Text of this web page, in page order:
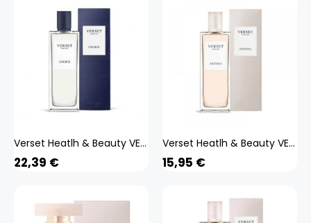
Verset Heatlh & Beauty VERSET Eau De Parfum Herrenparfüm Choice 50ml
22,39 €
Verset Heatlh & Beauty VERSET Eau de Parfum Damenparfüm Anthea 50ml
15,95 €